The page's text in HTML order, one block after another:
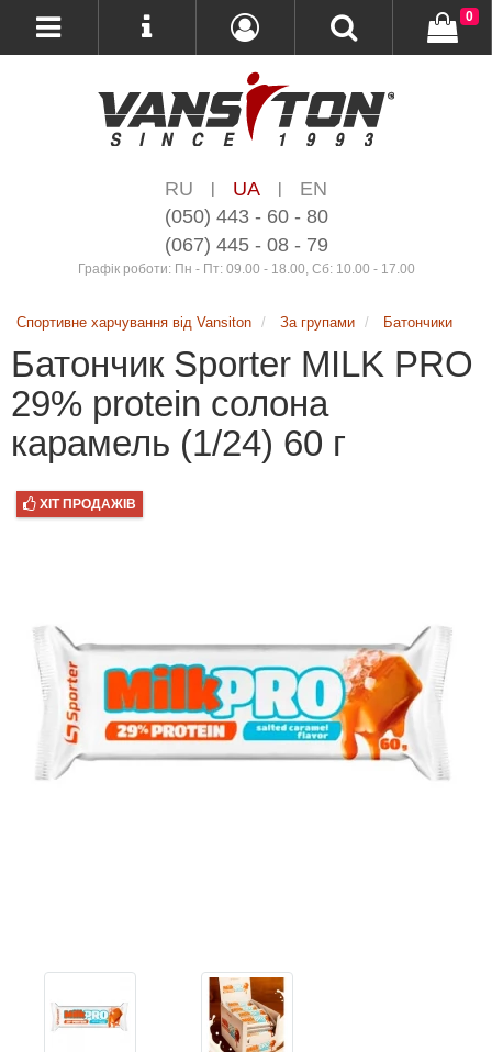
RU | UA |
EN
(050) 443 - 60 - 80
(067) 445 - 08 - 79
Графік роботи: Пн - Пт: 09.00 - 18.00, Сб: 10.00 - 17.00
0
Спортивне харчування від Vansiton За групами Батончики
Батончик Sporter MILK PRO
29% protein солона
карамель (1/24) 60 г
ХІТ ПРОДАЖІВ